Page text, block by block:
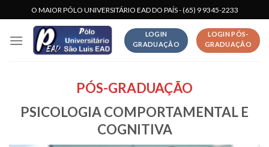
to
content
O MAIOR PÓLO UNIVERSITÁRIO EAD DO PAÍS - (65) 9 9345-2233
LOGIN
GRADUAÇÃO
LOGIN PÓS-
GRADUAÇÃO
PÓS-GRADUAÇÃO
PSICOLOGIA COMPORTAMENTAL E
COGNITIVA